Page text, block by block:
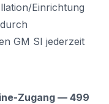
Einrichtung
GM SI jederzeit
Zugang — 499